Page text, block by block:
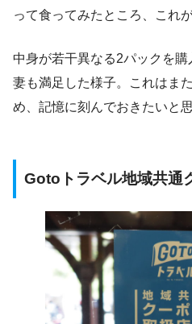
って食ってみたところ、これ
中身が若干異なる2パックを購
妻も満足した様子。これはま
め、記憶に刻んでおきたいと
Gotoトラベル地域共通